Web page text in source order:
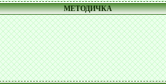
МЕТОДИЧКА